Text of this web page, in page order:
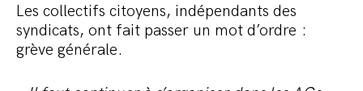
Les collectifs citoyens, indépendants des
syndicats, ont fait passer un mot d’ordre :
grève générale.